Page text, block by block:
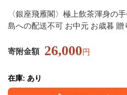
〈銀座飛雁閣〉極上飲茶渾身の
島への配送不可 お中元 お歳暮 贈
寄附金額 26,000円
在庫: あり